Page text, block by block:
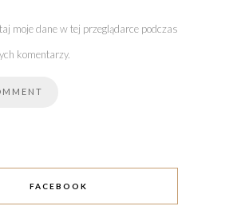
moje dane w tej przeglądarce podczas
komentarzy.
FACEBOOK